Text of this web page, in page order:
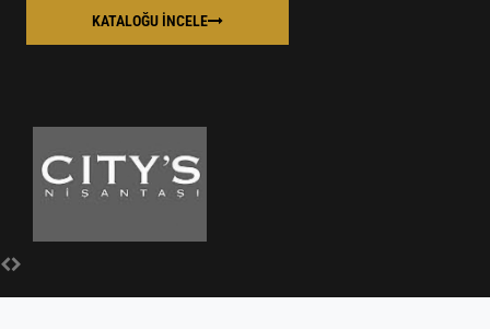
KATALOĞU İNCELE